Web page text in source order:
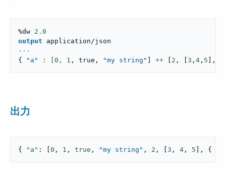
%dw 2.0
output
application/json
---
{
"a" : [ 0 , 1 , true , "my string" ++ 2 , 3 , 4 , 5 ,
出力
{ "a" : [ 0 , 1 , true , "my string" , 2 , [ 3 , 4 , 5 ], {